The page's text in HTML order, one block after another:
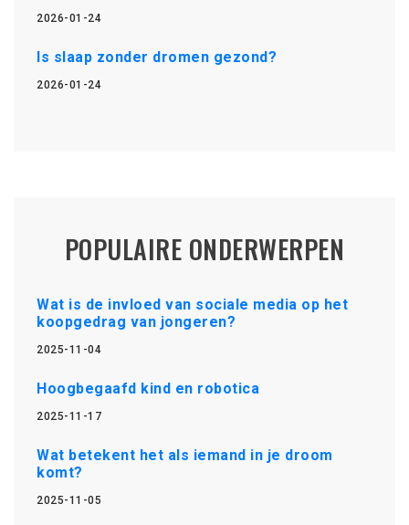
2026-01-24
Is slaap zonder dromen gezond?
2026-01-24
POPULAIRE ONDERWERPEN
Wat is de invloed van sociale media op het
koopgedrag van jongeren?
2025-11-04
Hoogbegaafd kind en robotica
2025-11-17
Wat betekent het als iemand in je droom
komt?
2025-11-05